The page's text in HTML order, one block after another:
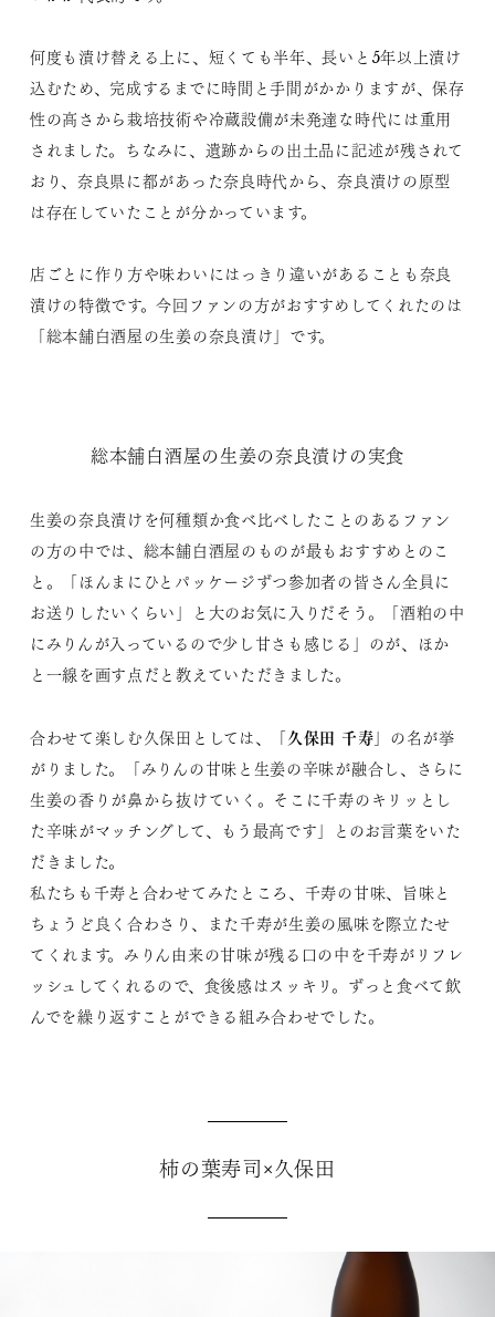
何度も漬け替える上に、短くても半年、長いと5年以上漬け
込むため、完成するまでに時間と手間がかかりますが、保存
性の高さから栽培技術や冷蔵設備が未発達な時代には重用
されました。ちなみに、遺跡からの出土品に記述が残されて
おり、奈良県に都があった奈良時代から、奈良漬けの原型
は存在していたことが分かっています。
店ごとに作り方や味わいにはっきり違いがあることも奈良
漬けの特徴です。今回ファンの方がおすすめしてくれたのは
「総本舗白酒屋の生姜の奈良漬け」です。
総本舗白酒屋の生姜の奈良漬けの実食
生姜の奈良漬けを何種類か食べ比べしたことのあるファン
の方の中では、総本舗白酒屋のものが最もおすすめとのこ
と。「ほんまにひとパッケージずつ参加者の皆さん全員に
お送りしたいくらい」と大のお気に入りだそう。「酒粕の中
にみりんが入っているので少し甘さも感じる」のが、ほか
と一線を画す点だと教えていただきました。
合わせて楽しむ久保田としては、「久保田 千寿」の名が挙
がりました。「みりんの甘味と生姜の辛味が融合し、さらに
生姜の香りが鼻から抜けていく。そこに千寿のキリッとし
た辛味がマッチングして、もう最高です」とのお言葉をいた
だきました。
私たちも千寿と合わせてみたところ、千寿の甘味、旨味と
ちょうど良く合わさり、また千寿が生姜の風味を際立たせ
てくれます。みりん由来の甘味が残る口の中を千寿がリフレ
ッシュしてくれるので、食後感はスッキリ。ずっと食べて飲
んでを繰り返すことができる組み合わせでした。
柿の葉寿司×久保田